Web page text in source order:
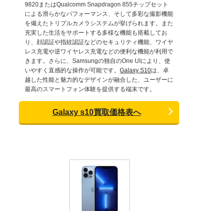
9820またはQualcomm Snapdragon 855チップセット
による滑らかなパフォーマンス、そして多彩な撮影機能
を備えたトリプルカメラシステムが挙げられます。また
充実した生活をサポートする多様な機能も搭載してお
り、顔認証や指紋認証などのセキュリティ機能、ワイヤ
レス充電や逆ワイヤレス充電などの便利な機能が利用で
きます。さらに、Samsungの独自のOne UIにより、使
いやすく直感的な操作が可能です。 Galaxy S10は、卓
越した性能と魅力的なデザインが融合した、ユーザーに
最高のスマートフォン体験を提供する端末です。
Galaxy s10買取価格表へ